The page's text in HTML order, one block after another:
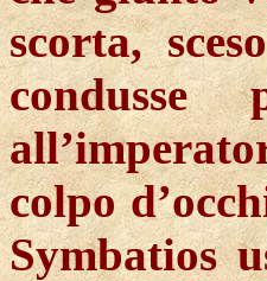
scorta,
condusse
colpo
Symbatios